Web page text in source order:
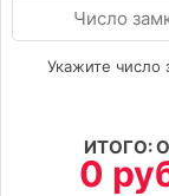
Укажите число
ИТОГО:
0